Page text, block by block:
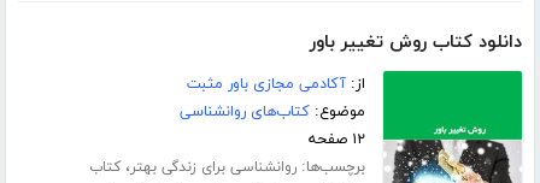
دانلود کتاب روش تغییر باور
از:آکادمی مجازی باور مثبت
موضوع:کتاب‌های روانشناسی
۱۲ صفحه
برچسب‌ها:روانشناسی برای زندگی بهتر،کتاب